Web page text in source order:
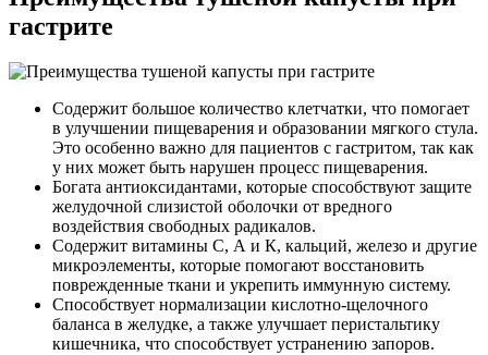
гастрите
Содержит большое количество клетчатки, что помогает
в улучшении пищеварения и образовании мягкого стула.
Это особенно важно для пациентов с гастритом, так как
у них может быть нарушен процесс пищеварения.
Богата антиоксидантами, которые способствуют защите
желудочной слизистой оболочки от вредного
воздействия свободных радикалов.
Содержит витамины С, А и К, кальций, железо и другие
микроэлементы, которые помогают восстановить
поврежденные ткани и укрепить иммунную систему.
Способствует нормализации кислотно-щелочного
баланса в желудке, а также улучшает перистальтику
кишечника, что способствует устранению запоров.